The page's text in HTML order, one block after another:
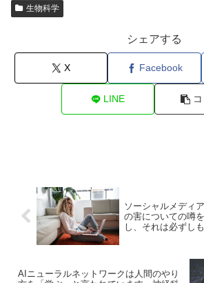
生物科学
シェアする
X Facebook
LINE
ソーシャルメディ
の害についての噂
し、それは必ずし
AIニューラルネットワークは人間のやり